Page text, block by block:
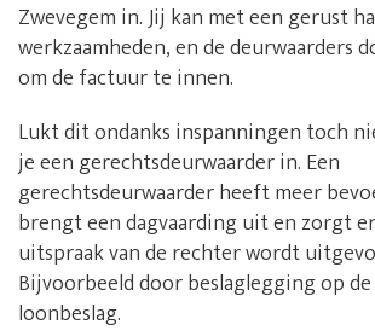
Zwevegem in. Jij kan met een gerust
werkzaamheden, en de deurwaarders
om de factuur te innen.
Lukt dit ondanks inspanningen toch
je een gerechtsdeurwaarder in. Een
gerechtsdeurwaarder heeft meer
brengt een dagvaarding uit en zorgt
uitspraak van de rechter wordt
Bijvoorbeeld door beslaglegging op
loonbeslag.